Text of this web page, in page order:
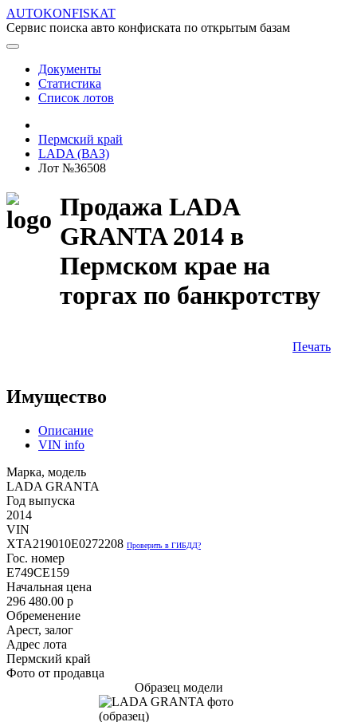
AUTOKONFISKAT
Сервис поиска авто конфиската по открытым базам
Документы
Статистика
Список лотов
Пермский край
LADA (ВАЗ)
Лот №36508
Продажа LADA
GRANTA 2014 в
Пермском крае на
торгах по банкротству
Печать
Имущество
Описание
VIN info
Марка, модель
LADA GRANTA
Год выпуска
2014
VIN
XTA219010E0272208 Проверить в ГИБДД?
Гос. номер
Е749СЕ159
Начальная цена
296 480.00 p
Обременение
Арест, залог
Адрес лота
Пермский край
Фото от продавца
Образец модели